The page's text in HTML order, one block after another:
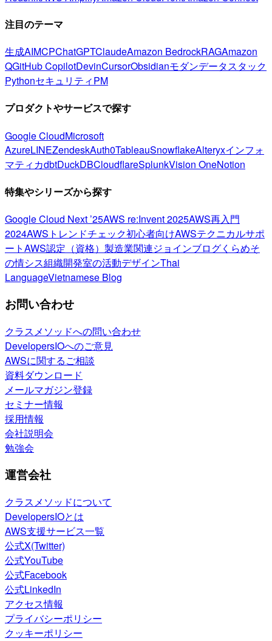
注目のテーマ
生成AIMCPChatGPTClaudeAmazon BedrockRAGAmazon
QGitHub CopilotDevinCursorObsidianモダンデータスタック
PythonセキュリティPM
プロダクトやサービスで探す
Google CloudMicrosoft
AzureLINEZendeskAuth0TableauSnowflakeAlteryxインフォ
マティカdbtDuckDBCloudflareSplunkVision OneNotion
特集やシリーズから探す
Google Cloud Next ’25AWS re:Invent 2025AWS再入門
2024AWSトレンドチェック初心者向けAWSテクニカルサポ
ートAWS認定（資格） 製造業関連ジョインブログくらめそ
の情シス組織開発室の活動デザインThai
LanguageVietnamese Blog
お問い合わせ
クラスメソッドへの問い合わせ
DevelopersIOへのご意見
AWSに関するご相談
資料ダウンロード
メールマガジン登録
セミナー情報
採用情報
会社説明会
勉強会
運営会社
クラスメソッドについて
DevelopersIOとは
AWS支援サービス一覧
公式X(Twitter)
公式YouTube
公式Facebook
公式LinkedIn
アクセス情報
プライバシーポリシー
クッキーポリシー